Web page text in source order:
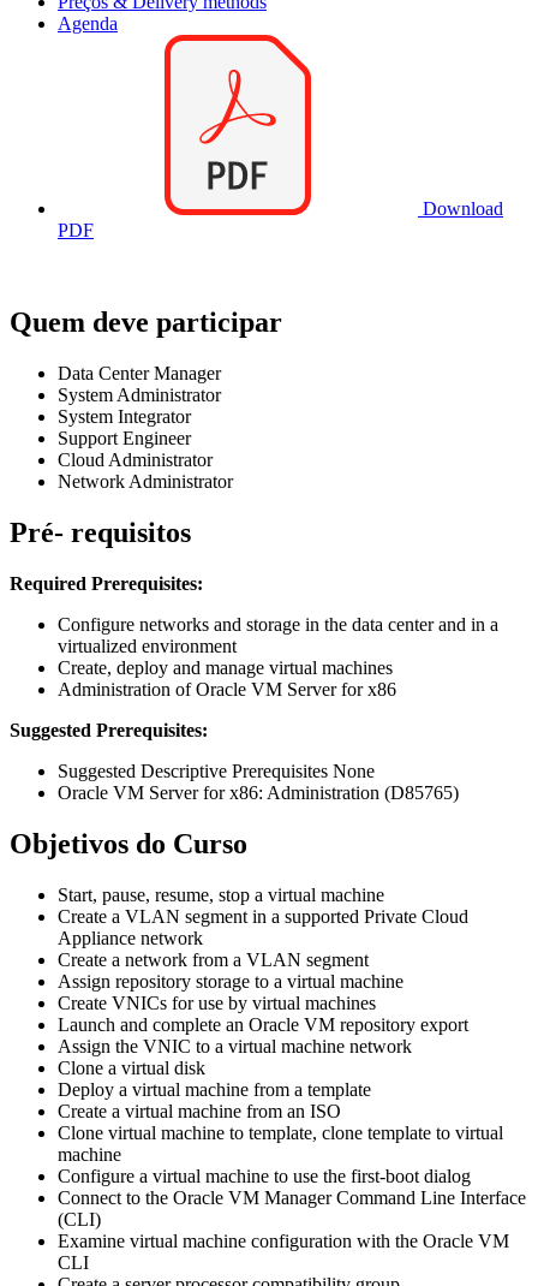
Agenda
Download
PDF
Quem deve participar
Data Center Manager
System Administrator
System Integrator
Support Engineer
Cloud Administrator
Network Administrator
Pré- requisitos
Required Prerequisites:
Configure networks and storage in the data center and in a
virtualized environment
Create, deploy and manage virtual machines
Administration of Oracle VM Server for x86
Suggested Prerequisites:
Suggested Descriptive Prerequisites None
Oracle VM Server for x86: Administration (D85765)
Objetivos do Curso
Start, pause, resume, stop a virtual machine
Create a VLAN segment in a supported Private Cloud
Appliance network
Create a network from a VLAN segment
Assign repository storage to a virtual machine
Create VNICs for use by virtual machines
Launch and complete an Oracle VM repository export
Assign the VNIC to a virtual machine network
Clone a virtual disk
Deploy a virtual machine from a template
Create a virtual machine from an ISO
Clone virtual machine to template, clone template to virtual
machine
Configure a virtual machine to use the first-boot dialog
Connect to the Oracle VM Manager Command Line Interface
(CLI)
Examine virtual machine configuration with the Oracle VM
CLI